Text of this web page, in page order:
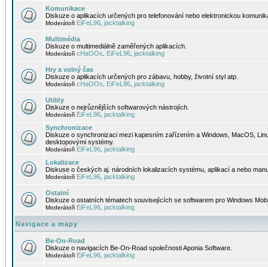
Komunikace
Diskuze o aplikacích určených pro telefonování nebo elektronickou
Moderátoři EiFeL96 jacktalking
Multimédia
Diskuze o multimediálně zaměřených aplikacích.
Moderátoři cHaOOs EiFeL96 jacktalking
Hry a volný čas
Diskuze o aplikacích určených pro zábavu, hobby, životní styl atp.
Moderátoři cHaOOs EiFeL96 jacktalking
Utility
Diskuze o nejrůznějších softwarových nástrojích.
Moderátoři EiFeL96 jacktalking
Synchronizace
Diskuze o synchronizaci mezi kapesním zařízením a Windows, MacOS,
desktopovými systémy.
Moderátoři EiFeL96 jacktalking
Lokalizace
Diskuse o českých aj. národních lokalizacích systému, aplikací a nebo
Moderátoři EiFeL96 jacktalking
Ostatní
Diskuze o ostatních tématech souvisejících se softwarem pro Windows
Moderátoři EiFeL96 jacktalking
Navigace a mapy
Be-On-Road
Diskuze o navigacích Be-On-Road společnosti Aponia Software.
Moderátoři EiFeL96 jacktalking